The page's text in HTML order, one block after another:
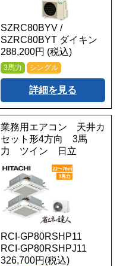
SZRC80BYV /
SZRC80BYT ダイキン
288,200円 (税込)
3馬力 シングル
詳細を見る
業務用エアコン 天井カ
セット形4方向 3馬
力 ツイン 日立
RCI-GP80RSHP11
RCI-GP80RSHPJ11
326,700円(税込)